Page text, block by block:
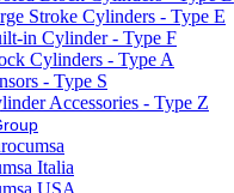
Stroke Cylinders - Type E
in Cylinder - Type F
Cylinders - Type A
- Type S
Accessories - Type Z
Italia
USA